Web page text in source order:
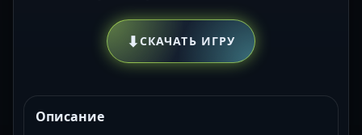
⬇СКАЧАТЬ ИГРУ
Описание